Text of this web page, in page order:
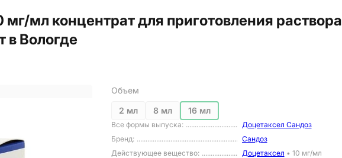
мл концентрат для приготовления раствора
в Вологде
Объем
2 мл
8 мл 16 мл
Все формы выпуска:
Доцетаксел Сандоз
Бренд:
Сандоз
Действующее вещество: Доцетаксел • 10 мг/мл